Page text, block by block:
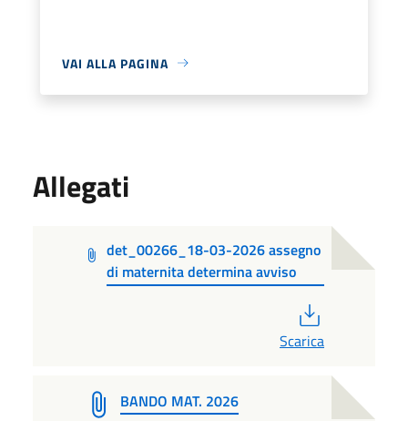
VAI ALLA PAGINA
Allegati
det_00266_18-03-2026 assegno
di maternita determina avviso
Scarica
BANDO MAT. 2026